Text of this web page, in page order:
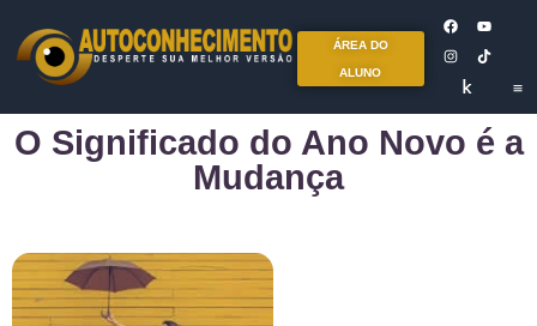
ÁREA DO
ALUNO
O Significado do Ano Novo é a
Mudança